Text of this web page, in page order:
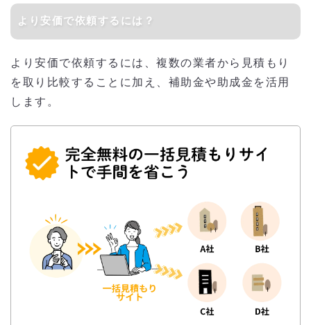
より安価で依頼するには？
より安価で依頼するには、複数の業者から見積もり
を取り比較することに加え、補助金や助成金を活用
します。